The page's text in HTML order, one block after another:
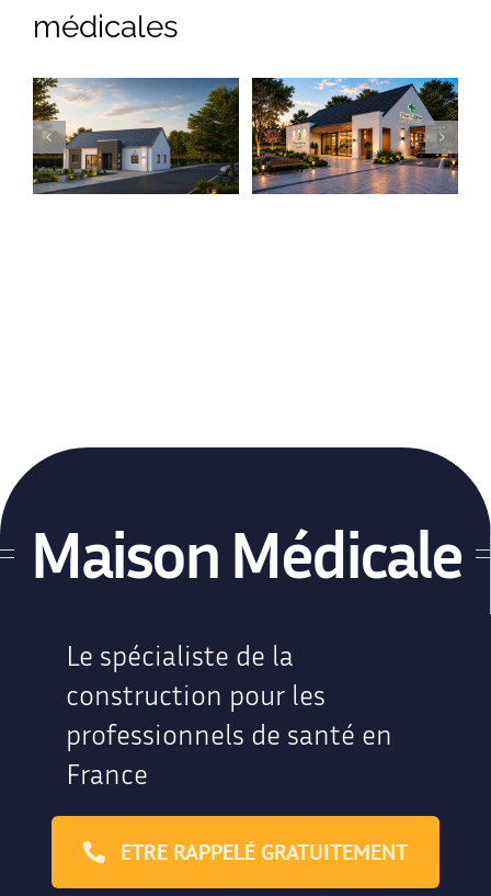
médicales
Maison Médicale
Le spécialiste de la
construction pour les
professionnels de santé en
France
ETRE RAPPELÉ GRATUITEMENT